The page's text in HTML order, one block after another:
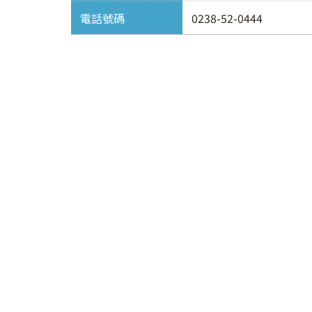
電話號碼 0238-52-0444